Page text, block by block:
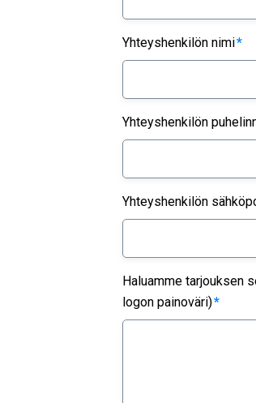
Yhteyshenkilön nimi*
Yhteyshenkilön
Yhteyshenkilön
Haluamme tarjouksen
logon painoväri)*